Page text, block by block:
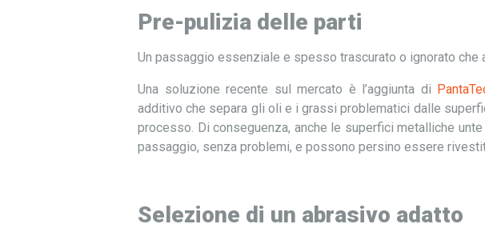
Pre-pulizia delle parti
Un passaggio essenziale e spesso trascurato o ignorato che
Una soluzione recente sul mercato è l’aggiunta di
additivo che separa gli oli e i grassi problematici dalle
processo. Di conseguenza, anche le superfici metalliche
passaggio, senza problemi, e possono persino essere
Selezione di un abrasivo adatto